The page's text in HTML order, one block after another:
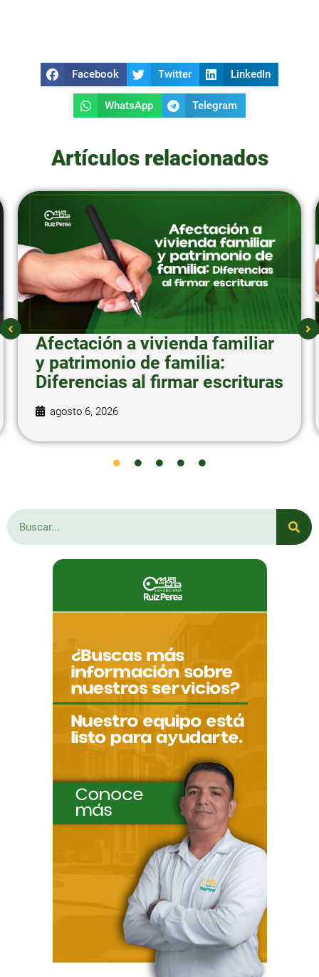
Facebook Twitter LinkedIn
WhatsApp Telegram
Artículos relacionados
Afectación a vivienda familiar
y patrimonio de familia:
Diferencias al firmar escrituras
agosto 6, 2026